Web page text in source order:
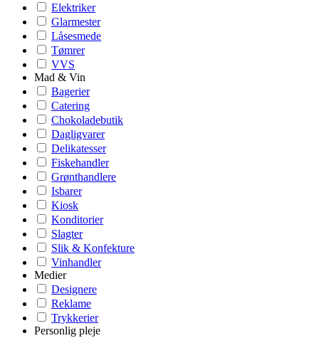
Elektriker
Glarmester
Låsesmede
Tømrer
VVS
Mad & Vin
Bagerier
Catering
Chokoladebutik
Dagligvarer
Delikatesser
Fiskehandler
Grønthandlere
Isbarer
Kiosk
Konditorier
Slagter
Slik & Konfekture
Vinhandler
Medier
Designere
Reklame
Trykkerier
Personlig pleje